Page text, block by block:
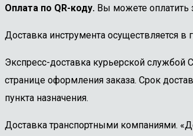
Оплата по QR-коду. Вы можете оплатить
Доставка инструмента осуществляется
Экспресс-доставка курьерской службой
странице оформления заказа. Срок
пункта назначения.
Доставка транспортными компаниями.